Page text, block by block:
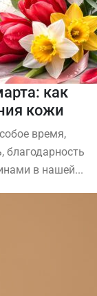
как
кожи
время,
в нашей...